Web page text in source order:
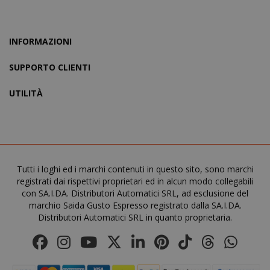
INFORMAZIONI
SUPPORTO CLIENTI
UTILITÀ
Tutti i loghi ed i marchi contenuti in questo sito, sono marchi
registrati dai rispettivi proprietari ed in alcun modo collegabili
con SA.I.DA. Distributori Automatici SRL, ad esclusione del
marchio Saida Gusto Espresso registrato dalla SA.I.DA.
Distributori Automatici SRL in quanto proprietaria.
X-Magento-Vary Adobe Inc.